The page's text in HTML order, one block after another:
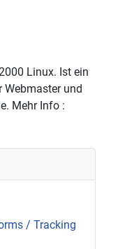
und zurück
Linux. Ist ein
Webmaster und
Mehr Info :
/ Tracking